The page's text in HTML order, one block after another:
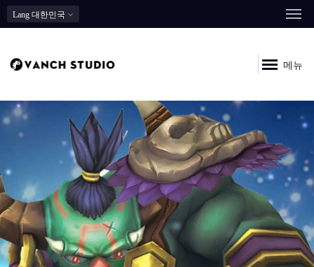
Lang 대한민국
메뉴